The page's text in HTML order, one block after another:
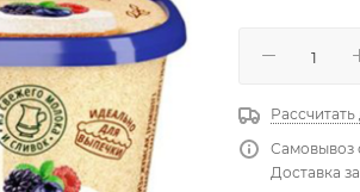
Рассчитать
Самовывоз
Доставка